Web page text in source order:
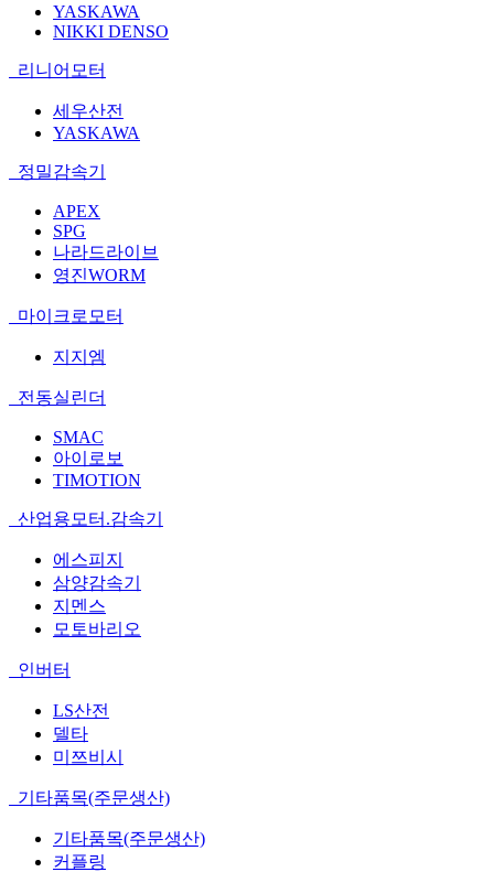
YASKAWA
NIKKI DENSO
리니어모터
세우산전
YASKAWA
정밀감속기
APEX
SPG
나라드라이브
영진WORM
마이크로모터
지지엠
전동실린더
SMAC
아이로보
TIMOTION
산업용모터.감속기
에스피지
삼양감속기
지멘스
모토바리오
인버터
LS산전
델타
미쯔비시
기타품목(주문생산)
기타품목(주문생산)
커플링